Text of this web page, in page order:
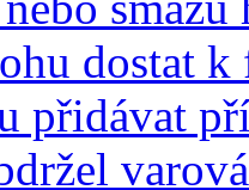
dostat k
přidávat